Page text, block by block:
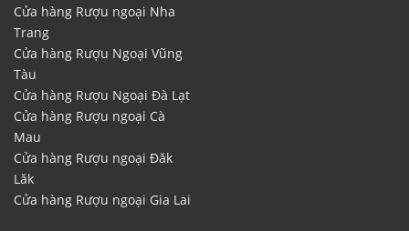
Cửa hàng Rượu ngoại Nha
Trang
Cửa hàng Rượu Ngoại Vũng
Tàu
Cửa hàng Rượu Ngoại Đà Lạt
Cửa hàng Rượu ngoại Cà
Mau
Cửa hàng Rượu ngoại Đăk
Lăk
Cửa hàng Rượu ngoại Gia Lai